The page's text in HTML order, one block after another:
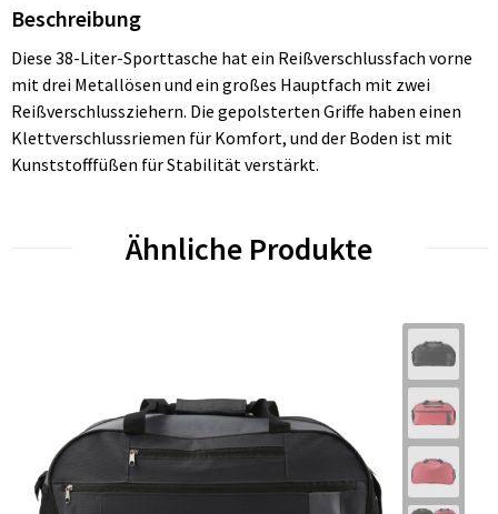
Beschreibung
Diese 38-Liter-Sporttasche hat ein Reißverschlussfach vorne
mit drei Metallösen und ein großes Hauptfach mit zwei
Reißverschlussziehern. Die gepolsterten Griffe haben einen
Klettverschlussriemen für Komfort, und der Boden ist mit
Kunststofffüßen für Stabilität verstärkt.
Ähnliche Produkte